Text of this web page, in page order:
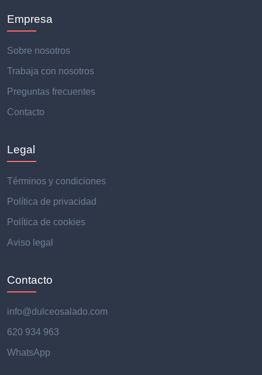
Empresa
Sobre nosotros
Trabaja con nosotros
Preguntas frecuentes
Contacto
Legal
Términos y condiciones
Política de privacidad
Política de cookies
Aviso legal
Contacto
info@dulceosalado.com
620 934 963
WhatsApp